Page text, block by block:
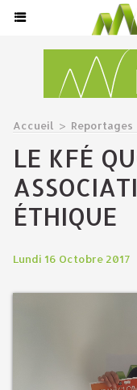
Accueil > Reportages
LE KFÉ
ÉTHIQUE
Lundi 16 Octobre 2017